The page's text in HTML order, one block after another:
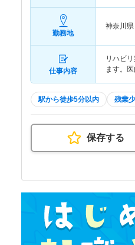
勤務地
神奈川
仕事内容
リハビ
ます。
駅から徒歩5分以内 残業
保存する